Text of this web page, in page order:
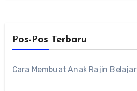
Pos-Pos Terbaru
Cara Membuat Anak Rajin Belajar